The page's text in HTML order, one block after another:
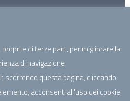
e di terze parti, per migliorare la
di navigazione.
scorrendo questa pagina, cliccando
acconsenti all'uso dei cookie.